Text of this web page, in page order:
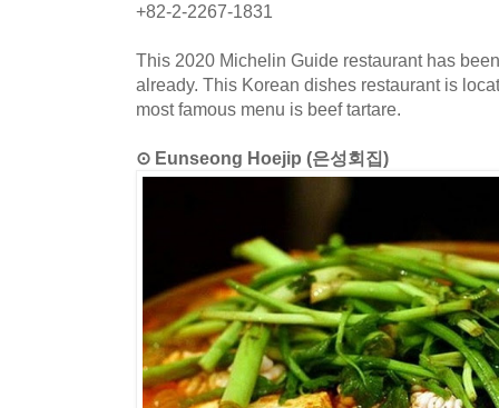
+82-2-2267-1831
This 2020 Michelin Guide restaurant has
already. This Korean dishes restaurant is
most famous menu is beef tartare.
⊙ Eunseong Hoejip (은성회집)